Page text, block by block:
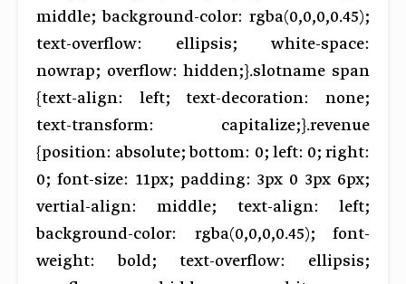
middle; background-color: rgba(0,0,0,0.45);
text-overflow: ellipsis; white-space:
nowrap; overflow: hidden;}.slotname span
{text-align: left; text-decoration: none;
text-transform: capitalize;}.revenue
{position: absolute; bottom: 0; left: 0; right:
0; font-size: 11px; padding: 3px 0 3px 6px;
vertial-align: middle; text-align: left;
background-color: rgba(0,0,0,0.45); font-
weight: bold; text-overflow: ellipsis;